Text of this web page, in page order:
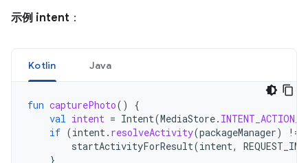
示例 intent ：
Kotlin Java
fun capturePhoto()
{
val intent = Intent(MediaStore.
if (intent. resolveActivity(packageManager) !=
startActivityForResult(intent,
}